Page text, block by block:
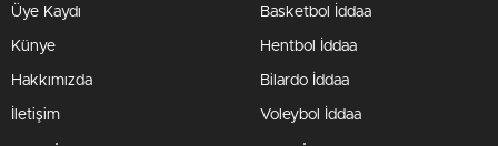
Üye Kaydı
Künye
Hakkımızda
İletişim
Basketbol İddaa
Hentbol İddaa
Bilardo İddaa
Voleybol İddaa